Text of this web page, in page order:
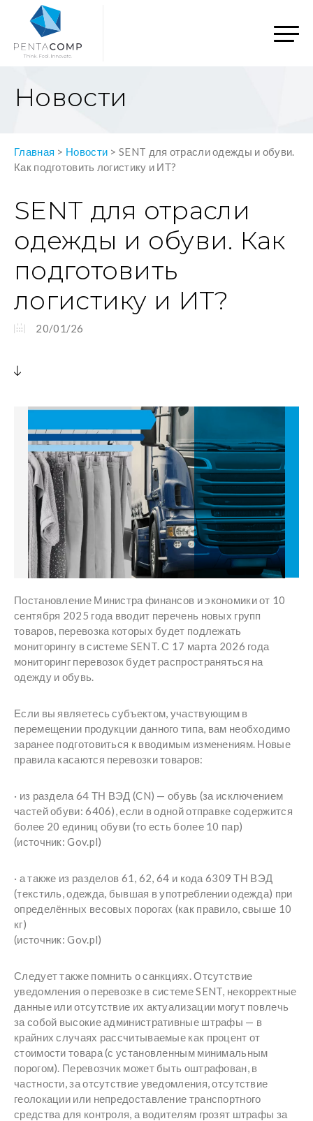
Новости
Главная > Новости >SENT для отрасли одежды и обуви.
Как подготовить логистику и ИТ?
SENT для отрасли
одежды и обуви. Как
подготовить
логистику и ИТ?
20/01/26
Постановление Министра финансов и экономики от 10
сентября 2025 года вводит перечень новых групп
товаров, перевозка которых будет подлежать
мониторингу в системе SENT. С 17 марта 2026 года
мониторинг перевозок будет распространяться на
одежду и обувь.
Если вы являетесь субъектом, участвующим в
перемещении продукции данного типа, вам необходимо
заранее подготовиться к вводимым изменениям. Новые
правила касаются перевозки товаров:
· из раздела 64 ТН ВЭД (CN) — обувь (за исключением
частей обуви: 6406), если в одной отправке содержится
более 20 единиц обуви (то есть более 10 пар)
(источник: Gov.pl)
· а также из разделов 61, 62, 64 и кода 6309 ТН ВЭД
(текстиль, одежда, бывшая в употреблении одежда) при
определённых весовых порогах (как правило, свыше 10
кг)
(источник: Gov.pl)
Следует также помнить о санкциях. Отсутствие
уведомления о перевозке в системе SENT, некорректные
данные или отсутствие их актуализации могут повлечь
за собой высокие административные штрафы — в
крайних случаях рассчитываемые как процент от
стоимости товара (с установленным минимальным
порогом). Перевозчик может быть оштрафован, в
частности, за отсутствие уведомления, отсутствие
геолокации или непредоставление транспортного
средства для контроля, а водителям грозят штрафы за